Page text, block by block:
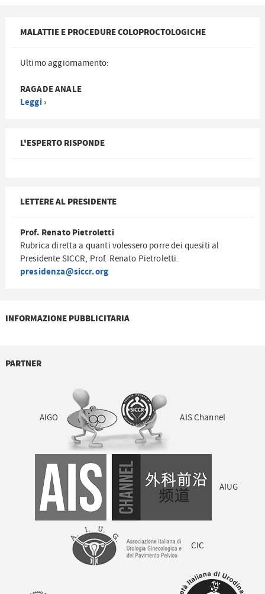
MALATTIE E PROCEDURE COLOPROCTOLOGICHE
Ultimo aggiornamento:
RAGADE ANALE
Leggi ›
L'ESPERTO RISPONDE
LETTERE AL PRESIDENTE
Prof. Renato Pietroletti
Rubrica diretta a quanti volessero porre dei quesiti al
Presidente SICCR, Prof. Renato Pietroletti.
presidenza@siccr.org
INFORMAZIONE PUBBLICITARIA
PARTNER
AIGO AIS Channel
AIUG
CIC